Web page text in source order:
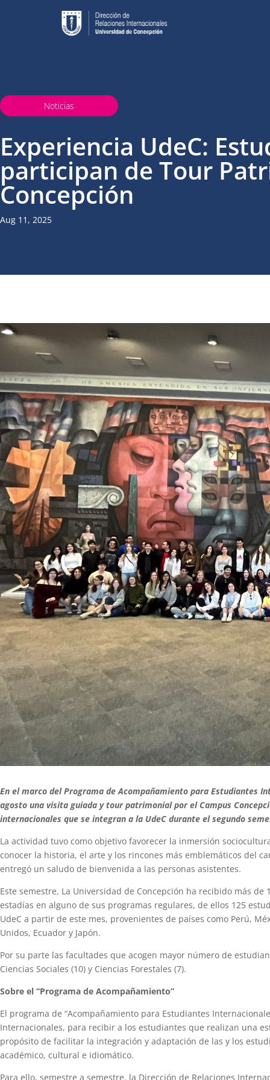
Noticias
Experiencia UdeC:
participan de Tour
Concepción
Aug 11, 2025
En el marco del Programa de Acompañamiento para Estudiantes
agosto una visita guiada y tour patrimonial por el Campus
internacionales que se integran a la UdeC durante el segundo
La actividad tuvo como objetivo favorecer la inmersión
conocer la historia, el arte y los rincones más emblemáticos del
entregó un saludo de bienvenida a las personas asistentes.
Este semestre, La Universidad de Concepción ha recibido más
estadías en alguno de sus programas regulares, de ellos 125
UdeC a partir de este mes, provenientes de países como Perú,
Unidos, Ecuador y Japón.
Por su parte las facultades que acogen mayor número de
Ciencias Sociales (10) y Ciencias Forestales (7).
Sobre el “Programa de Acompañamiento”
El programa de “Acompañamiento para Estudiantes
Internacionales, para recibir a los estudiantes que realizan una
propósito de facilitar la integración y adaptación de las y los
académico, cultural e idiomático.
Para ello, semestre a semestre, la Dirección de Relaciones